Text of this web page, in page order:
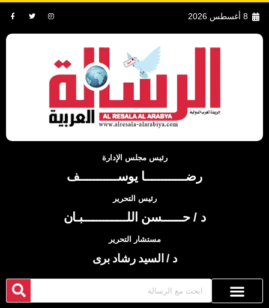
8 أغسطس 2026
رئيس مجلس الإدارة
رضــــــــــــا يوســـــــــــف
رئيس التحرير
د / حــــــسن اللـــــــــــــبـان
مستشار التحرير
د / السيد رشاد برى